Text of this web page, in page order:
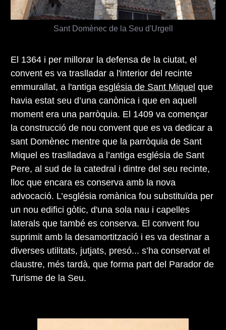
Sant Domènec de la Seu d'Urgell
El 1364 i per millorar la defensa de la ciutat, el
convent es va traslladar a l'interior del recinte
emmurallat, a l'antiga església de Sant Miquel que
havia estat seu d’una canònica i que en aquell
moment era una parròquia. El 1409 va començar
la construcció de nou convent que es va dedicar a
sant Domènec mentre que la parròquia de Sant
Miquel es traslladava a l’antiga església de Sant
Pere, al sud de la catedral i dintre del seu recinte,
lloc que encara es conserva amb la nova
advocació. L’església romànica fou substituïda per
un nou edifici gòtic, d'una sola nau i capelles
laterals que també es conserva. El convent fou
suprimit amb la desamortització i es va destinar a
diverses utilitats, jutjats, presó... s’ha conservat el
claustre, més tardà, que forma part del Parador de
Turisme de la Seu.